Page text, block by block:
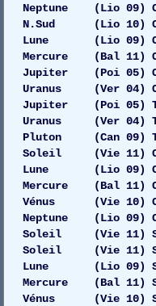
Neptune (Lio
N.Sud (Lio 10)
Lune (Lio 09)
Mercure (Bal 11)
Jupiter (Poi 05)
Uranus (Ver
Jupiter (Poi 05)
Uranus (Ver 04)
Pluton (Can
Soleil (Vie 11)
Lune (Lio
Mercure (Bal
Vénus (Vie
Neptune (Lio
Soleil (Vie
Soleil (Vie 11)
Lune (Lio 09)
Mercure (Bal
Vénus (Vie 10)